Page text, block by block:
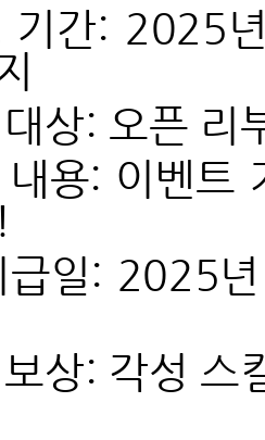
간: 2025
상: 오픈 리
용: 이벤트
일: 2025년
상: 각성 스